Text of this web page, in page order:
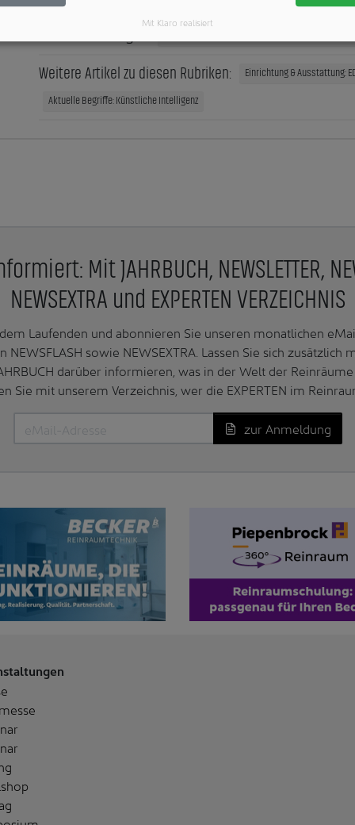
Weitere Artikel zu diesen Rubriken: Einrichtung & Ausstattung:
Aktuelle Begriffe: Künstliche Intelligenz
Mit JAHRBUCH, NEWSLETTER,
NEWSEXTRA und EXPERTEN VERZEICHNIS
Laufenden und abonnieren Sie unseren monatlichen
NEWSFLASH sowie NEWSEXTRA. Lassen Sie sich zusätzlich
darüber informieren, was in der Welt der
Sie mit unserem Verzeichnis, wer die EXPERTEN im
zur Anmeldung
Mit Klaro realisiert